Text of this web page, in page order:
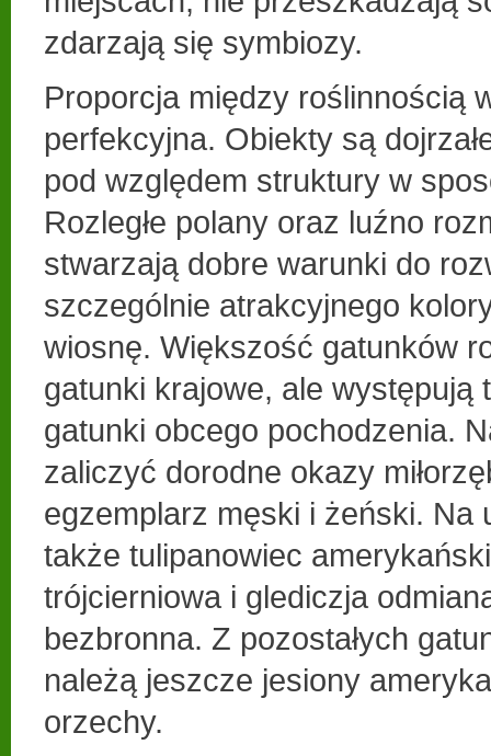
zdarzają się symbiozy.
Proporcja między roślinnością
perfekcyjna. Obiekty są
pod względem struktury w
Rozległe polany oraz luźno
stwarzają dobre warunki do
szczególnie atrakcyjnego
wiosnę. Większość gatunków
gatunki krajowe, ale występują
gatunki obcego pochodzenia.
zaliczyć dorodne okazy
egzemplarz męski i żeński. Na
także tulipanowiec
trójcierniowa i glediczja
bezbronna. Z pozostałych
należą jeszcze jesiony
orzechy.